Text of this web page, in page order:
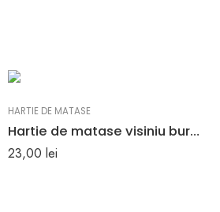
HARTIE DE MATASE
Hartie de matase visiniu burgundy set 24 bucati
23,00 lei